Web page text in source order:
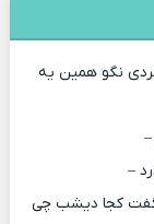
نگو همین یه
–
کجا دیشب چی